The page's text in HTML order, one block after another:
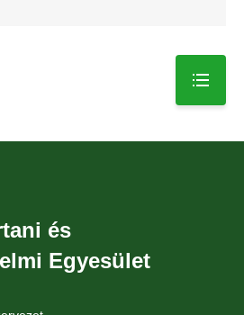
és
Egyesület